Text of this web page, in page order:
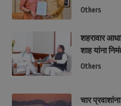
Others
शहरावार
शाह यांना
Others
चार